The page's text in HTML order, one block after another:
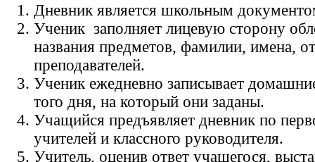
Дневник является школьным
Ученик заполняет лицевую сторону
названия предметов, фамилии, имена,
преподавателей.
Ученик ежедневно записывает
того дня, на который они заданы.
Учащийся предъявляет дневник по
учителей и классного руководителя.
Учитель, оценив ответ учащегося,